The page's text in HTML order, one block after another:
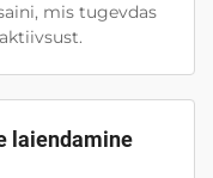
mis tugevdas
laiendamine